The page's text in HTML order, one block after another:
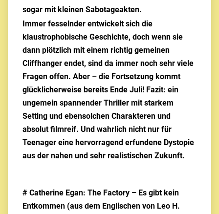
sogar mit kleinen Sabotageakten.
Immer fesselnder entwickelt sich die
klaustrophobische Geschichte, doch wenn sie
dann plötzlich mit einem richtig gemeinen
Cliffhanger endet, sind da immer noch sehr viele
Fragen offen. Aber – die Fortsetzung kommt
glücklicherweise bereits Ende Juli! Fazit: ein
ungemein spannender Thriller mit starkem
Setting und ebensolchen Charakteren und
absolut filmreif. Und wahrlich nicht nur für
Teenager eine hervorragend erfundene Dystopie
aus der nahen und sehr realistischen Zukunft.
# Catherine Egan: The Factory – Es gibt kein
Entkommen (aus dem Englischen von Leo H.